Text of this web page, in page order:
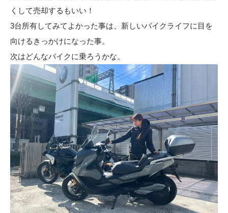
くして売却するもいい！
3台所有してみてよかった事は、新しいバイクライフに目を
向けるきっかけになった事。
次はどんなバイクに乗ろうかな。